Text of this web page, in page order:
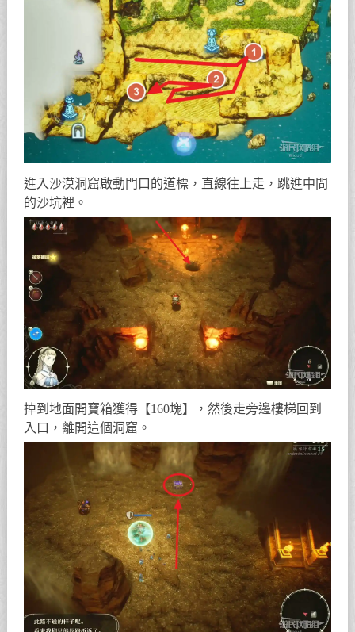
進入沙漠洞窟啟動門口的道標，直線往上走，跳進中間
的沙坑裡。
掉到地面開寶箱獲得【160塊】，然後走旁邊樓梯回到
入口，離開這個洞窟。